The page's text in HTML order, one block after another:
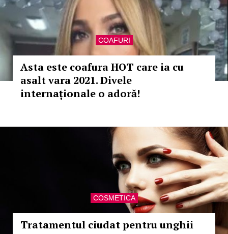
COAFURI
Asta este coafura HOT care ia cu
asalt vara 2021. Divele
internaționale o adoră!
COSMETICA
Tratamentul ciudat pentru unghii